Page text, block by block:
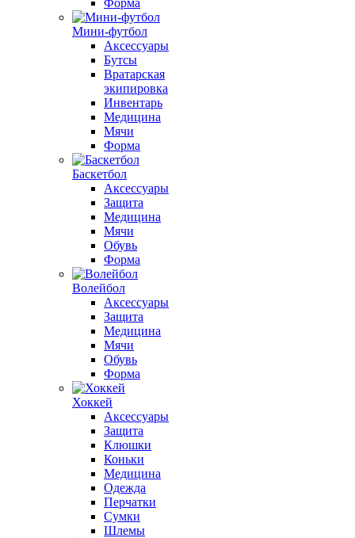
Форма
Мини-футбол
Аксессуары
Бутсы
Вратарская
экипировка
Инвентарь
Медицина
Мячи
Форма
Баскетбол
Аксессуары
Защита
Медицина
Мячи
Обувь
Форма
Волейбол
Аксессуары
Защита
Медицина
Мячи
Обувь
Форма
Хоккей
Аксессуары
Защита
Клюшки
Коньки
Медицина
Одежда
Перчатки
Сумки
Шлемы